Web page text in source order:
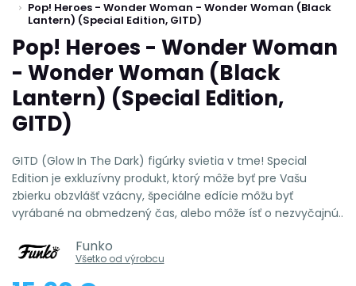
Pop! Heroes - Wonder Woman - Wonder Woman (Black
Lantern) (Special Edition, GITD)
Pop! Heroes - Wonder Woman
- Wonder Woman (Black
Lantern) (Special Edition,
GITD)
GITD (Glow In The Dark) figúrky svietia v tme! Special
Edition je exkluzívny produkt, ktorý môže byť pre Vašu
zbierku obzvlášť vzácny, špeciálne edície môžu byť
vyrábané na obmedzený čas, alebo môže ísť o nezvyčajnú..
Funko
Všetko od výrobcu